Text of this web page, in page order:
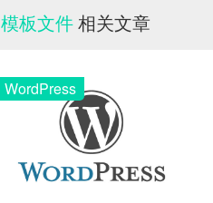
模板文件相关文章
WordPress